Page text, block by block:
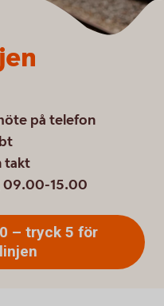
på telefon
takt
09.00-15.00
– tryck 5 för